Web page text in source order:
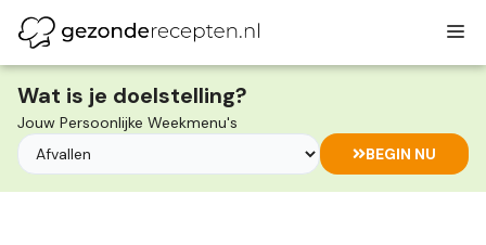
naar
de
inhoud
Wat is je doelstelling?
Jouw Persoonlijke Weekmenu's
BEGIN NU